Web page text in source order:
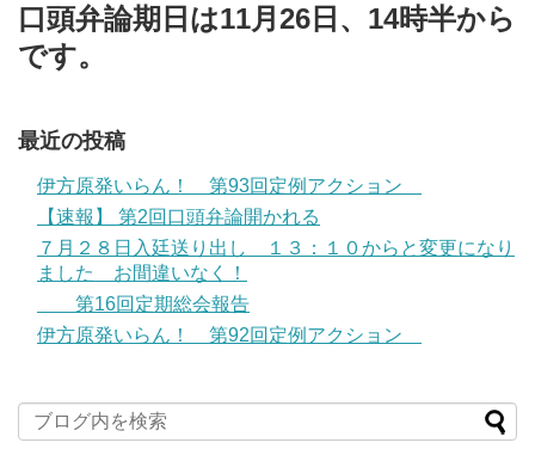
口頭弁論期日は11月26日、14時半から
です。
最近の投稿
伊方原発いらん！ 第93回定例アクション
【速報】 第2回口頭弁論開かれる
７月２８日入廷送り出し １３：１０からと変更になり
ました お間違いなく！
第16回定期総会報告
伊方原発いらん！ 第92回定例アクション